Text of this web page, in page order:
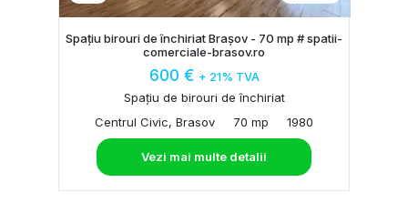
Spațiu birouri de închiriat Brașov - 70 mp # spatii-
comerciale-brasov.ro
600 € + 21% TVA
Spațiu de birouri de închiriat
Centrul Civic, Brasov
70 mp 1980
Vezi mai multe detalii